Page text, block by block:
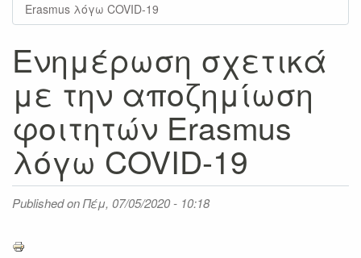
Erasmus λόγω COVID-19
Ενημέρωση σχετικά
με την αποζημίωση
φοιτητών Erasmus
λόγω COVID-19
Published onΠέμ, 07/05/2020 - 10:18